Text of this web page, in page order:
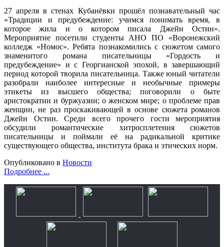
27 апреля в стенах Кубанёвки прошёл познавательный час
«Традиции и предубеждение: учимся понимать время, в
которое жила и о котором писала Джейн Остин».
Мероприятие посетили студенты АНО ПО «Воронежский
колледж «Номос». Ребята познакомились с сюжетом самого
знаменитого романа писательницы «Гордость и
предубеждение» и с Георгианской эпохой, в завершающий
период которой творила писательница. Также юный читатели
разобрали наиболее интересные и необычные примеры
этикеты из высшего общества; поговорили о быте
аристократии и буржуазии; о женском мире; о проблеме прав
женщин, не раз проскакивающей в основе сюжета романов
Джейн Остин. Среди всего прочего гости мероприятия
обсудили романтические хитросплетения сюжетов
писательницы и поймали её на радикальной критике
существующего общества, института брака и этических норм.
Опубликовано в Новости
Подробнее ...